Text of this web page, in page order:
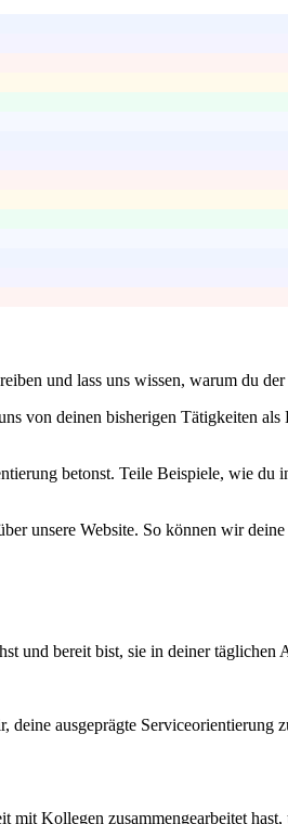
und lass uns wissen, warum du
von deinen bisherigen Tätigkeiten
betonst. Teile Beispiele, wie du
unsere Website. So können wir
und bereit bist, sie in deiner täglichen
ausgeprägte Serviceorientierung
Kollegen zusammengearbeitet